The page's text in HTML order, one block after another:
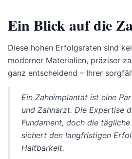
Ein Blick auf die
Diese hohen Erfolgsraten sind
moderner Materialien, präziser
ganz entscheidend – Ihrer
Ein Zahnimplantat ist eine
und Zahnarzt. Die Expertise
Fundament, doch die
sichert den langfristigen
Haltbarkeit.